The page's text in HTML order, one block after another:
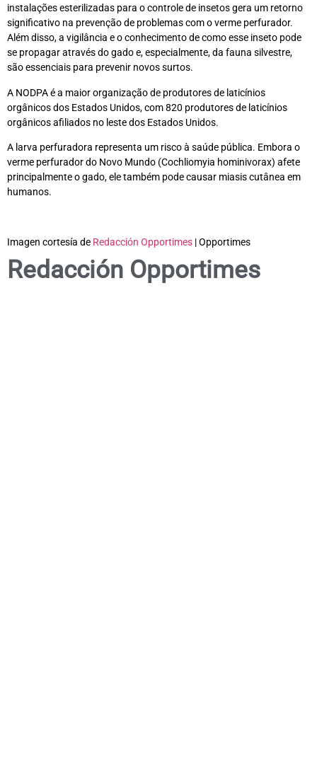
instalações esterilizadas para o controle de insetos gera um retorno
significativo na prevenção de problemas com o verme perfurador.
Além disso, a vigilância e o conhecimento de como esse inseto pode
se propagar através do gado e, especialmente, da fauna silvestre,
são essenciais para prevenir novos surtos.
A NODPA é a maior organização de produtores de laticínios
orgânicos dos Estados Unidos, com 820 produtores de laticínios
orgânicos afiliados no leste dos Estados Unidos.
A larva perfuradora representa um risco à saúde pública. Embora o
verme perfurador do Novo Mundo (Cochliomyia hominivorax) afete
principalmente o gado, ele também pode causar miasis cutânea em
humanos.
Imagen cortesía de Redacción Opportimes | Opportimes
Redacción Opportimes